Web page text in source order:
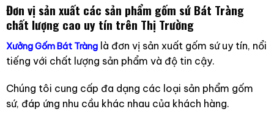
Đơn vị sản xuất các sản phẩm gốm sứ Bát Tràng
chất lượng cao uy tín trên Thị Trường
Xưởng Gốm Bát Trànglà đơn vị sản xuất gốm sứ uy tín, nổi
tiếng với chất lượng sản phẩm và độ tin cậy.
Chúng tôi cung cấp đa dạng các loại sản phẩm gốm
sứ, đáp ứng nhu cầu khác nhau của khách hàng.